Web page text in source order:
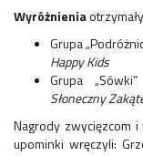
Wyróżnienia
Grupa
Happy Kids
Grupa
Słoneczny
Nagrody zwycięzcom
upominki wręczyli: